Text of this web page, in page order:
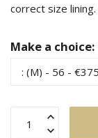
correct size lining.
Make a choice: